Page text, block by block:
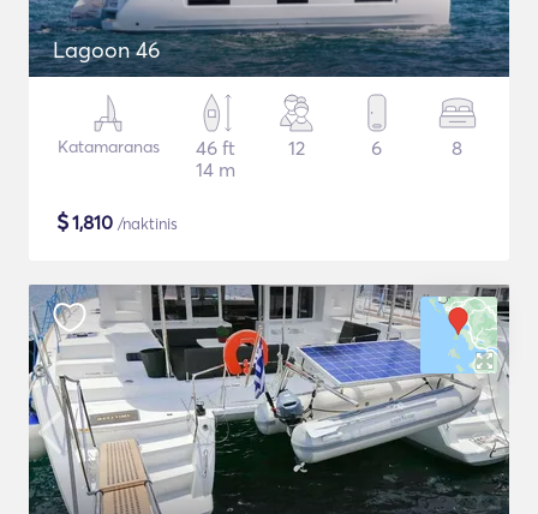
Lagoon 46
Katamaranas
46 ft
14 m
12 6 8
$1,810 /naktinis